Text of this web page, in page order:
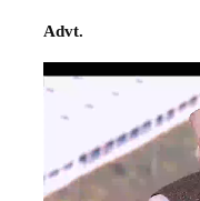
Advt.
Video